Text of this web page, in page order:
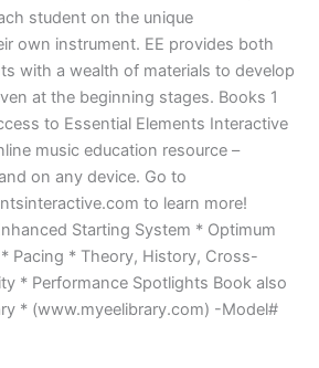
student on the unique
own instrument. EE provides both
with a wealth of materials to develop
at the beginning stages. Books 1
to Essential Elements Interactive
music education resource –
on any device. Go to
to learn more!
Starting System * Optimum
Pacing * Theory, History, Cross-
* Performance Spotlights Book also
* (www.myeelibrary.com) -Model#